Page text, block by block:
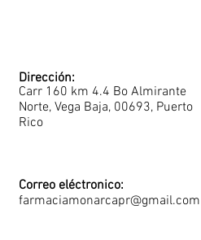
Dirección:
Carr 160 km 4.4 Bo Almirante
Norte, Vega Baja, 00693, Puerto
Rico
Correo eléctronico:
farmaciamonarcapr@gmail.com